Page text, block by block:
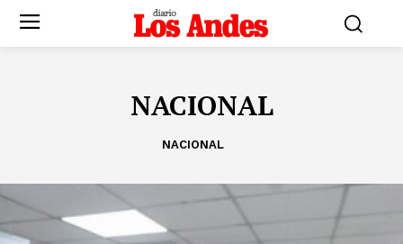
NACIONAL
NACIONAL